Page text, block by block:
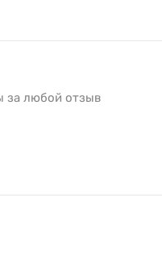
за любой отзыв